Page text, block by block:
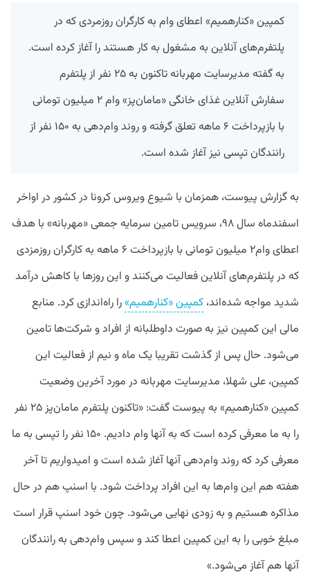
کمپین «کنارهمیم» اعطای وام به کارگران روزمردی که در
پلتفرم‌های آنلاین به مشغول به کار هستند را آغاز کرده است.
به گفته مدیرسایت مهربانه تاکنون به ۲۵ نفر از پلتفرم
سفارش آنلاین غذای خانگی «مامان‌پز» وام ۲ میلیون تومانی
با بازپرداخت ۶ ماهه تعلق گرفته و روند وام‌دهی به ۱۵۰ نفر از
رانندگان تپسی نیز آغاز شده است.
به گزارش پیوست، همزمان با شیوع ویروس کرونا در کشور در اواخر
اسفندماه سال ۹۸، سرویس تامین سرمایه جمعی «مهربانه» با هدف
اعطای وام۲ میلیون تومانی با بازپرداخت ۶ ماهه به کارگران روزمزدی
که در پلتفرم‌های آنلاین فعالیت می‌کنند و این روزها با کاهش درآمد
شدید مواجه شده‌اند، کمپین «کنارهمیم»را راه‌اندازی کرد. منابع
مالی این کمپین نیز به صورت داوطلبانه از افراد و شرکت‌ها تامین
می‌شود. حال پس از گذشت تقریبا یک ماه و نیم از فعالیت این
کمپین، علی شهلا، مدیرسایت مهربانه در مورد آخرین وضعیت
کمپین «کنارهمیم» به پیوست گفت: «تاکنون پلتفرم مامان‌پز ۲۵ نفر
را به ما معرفی کرده است که به آنها وام دادیم. ۱۵۰ نفر را تپسی به ما
معرفی کرد که روند وام‌دهی آنها آغاز شده است و امیدواریم تا آخر
هفته هم این وام‌ها به این افراد پرداخت شود. با اسنپ هم در حال
مذاکره هستیم و به زودی نهایی می‌شود. چون خود اسنپ قرار است
مبلغ خوبی را به این کمپین اعطا کند و سپس وام‌دهی به رانندگان
آنها هم آغاز می‌شود.»